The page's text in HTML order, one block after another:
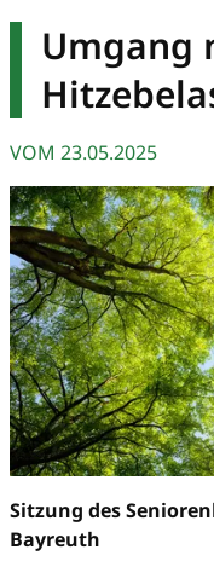
Umgang
VOM 23.05.2025
Sitzung des
Bayreuth